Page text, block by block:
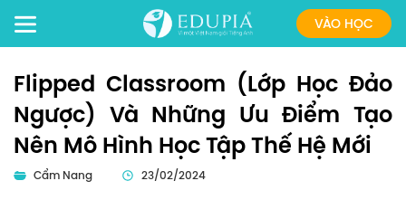
VÀO HỌC
Flipped Classroom (Lớp Học Đảo
Ngược) Và Những Ưu Điểm Tạo
Nên Mô Hình Học Tập Thế Hệ Mới
Cẩm Nang 23/02/2024